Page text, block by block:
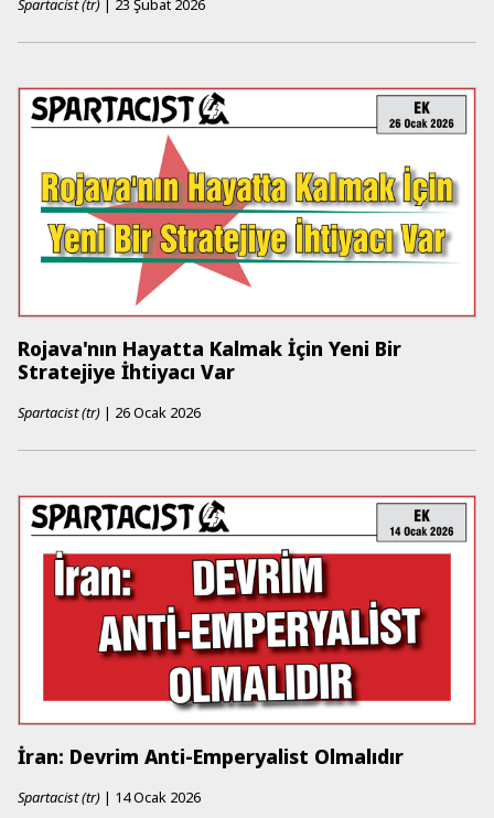
Spartacist (tr) | 23 Şubat 2026
Rojava'nın Hayatta Kalmak İçin Yeni Bir
Stratejiye İhtiyacı Var
Spartacist (tr) | 26 Ocak 2026
İran: Devrim Anti-Emperyalist Olmalıdır
Spartacist (tr) | 14 Ocak 2026